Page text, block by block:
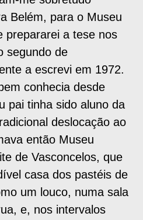
Belém, para o Museu
prepararei a tese nos
segundo de
a escrevi em 1972.
conhecia desde
pai tinha sido aluno da
deslocação ao
então Museu
de Vasconcelos, que
casa dos pastéis de
um louco, numa sala
e, nos intervalos